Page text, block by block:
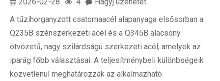
A tűzihorganyzott csatornaacél alapanyaga elsősorban a
Q235B szénszerkezeti acél és a Q345B alacsony
ötvözetű, nagy szilárdságú szerkezeti acél, amelyek az
iparág főbb választásai. A teljesítménybeli különbségeik
közvetlenül meghatározzák az alkalmazható